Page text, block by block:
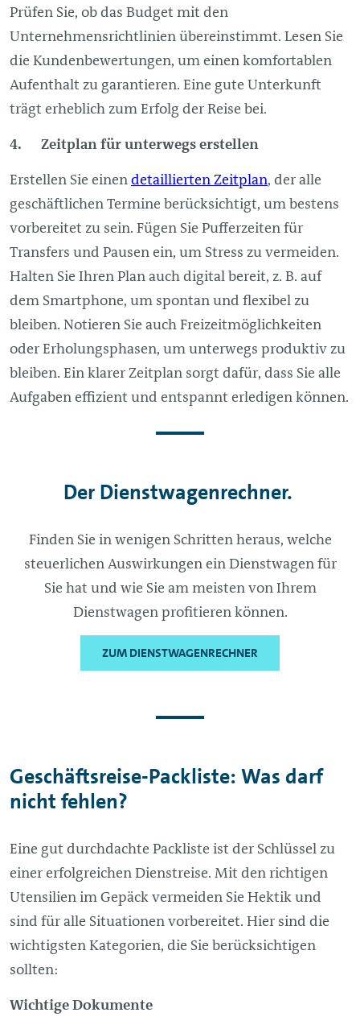
Prüfen Sie, ob das Budget mit den
Unternehmensrichtlinien übereinstimmt. Lesen Sie
die Kundenbewertungen, um einen komfortablen
Aufenthalt zu garantieren. Eine gute Unterkunft
trägt erheblich zum Erfolg der Reise bei.
4. Zeitplan für unterwegs erstellen
Erstellen Sie einendetaillierten Zeitplan, der alle
geschäftlichen Termine berücksichtigt, um bestens
vorbereitet zu sein. Fügen Sie Pufferzeiten für
Transfers und Pausen ein, um Stress zu vermeiden.
Halten Sie Ihren Plan auch digital bereit, z. B. auf
dem Smartphone, um spontan und flexibel zu
bleiben. Notieren Sie auch Freizeitmöglichkeiten
oder Erholungsphasen, um unterwegs produktiv zu
bleiben. Ein klarer Zeitplan sorgt dafür, dass Sie alle
Aufgaben effizient und entspannt erledigen können.
Der Dienstwagenrechner.
Finden Sie in wenigen Schritten heraus, welche
steuerlichen Auswirkungen ein Dienstwagen für
Sie hat und wie Sie am meisten von Ihrem
Dienstwagen profitieren können.
ZUM DIENSTWAGENRECHNER
Geschäftsreise-Packliste: Was darf
nicht fehlen?
Eine gut durchdachte Packliste ist der Schlüssel zu
einer erfolgreichen Dienstreise. Mit den richtigen
Utensilien im Gepäck vermeiden Sie Hektik und
sind für alle Situationen vorbereitet. Hier sind die
wichtigsten Kategorien, die Sie berücksichtigen
sollten:
Wichtige Dokumente